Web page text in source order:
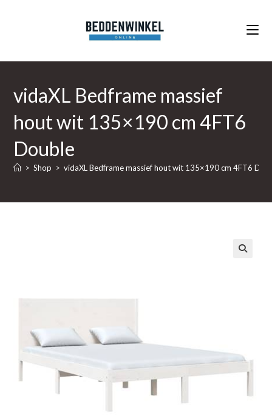
vidaXL Bedframe massief
hout wit 135×190 cm 4FT6
Double
> Shop > vidaXL Bedframe massief hout wit 135×190 cm 4FT6